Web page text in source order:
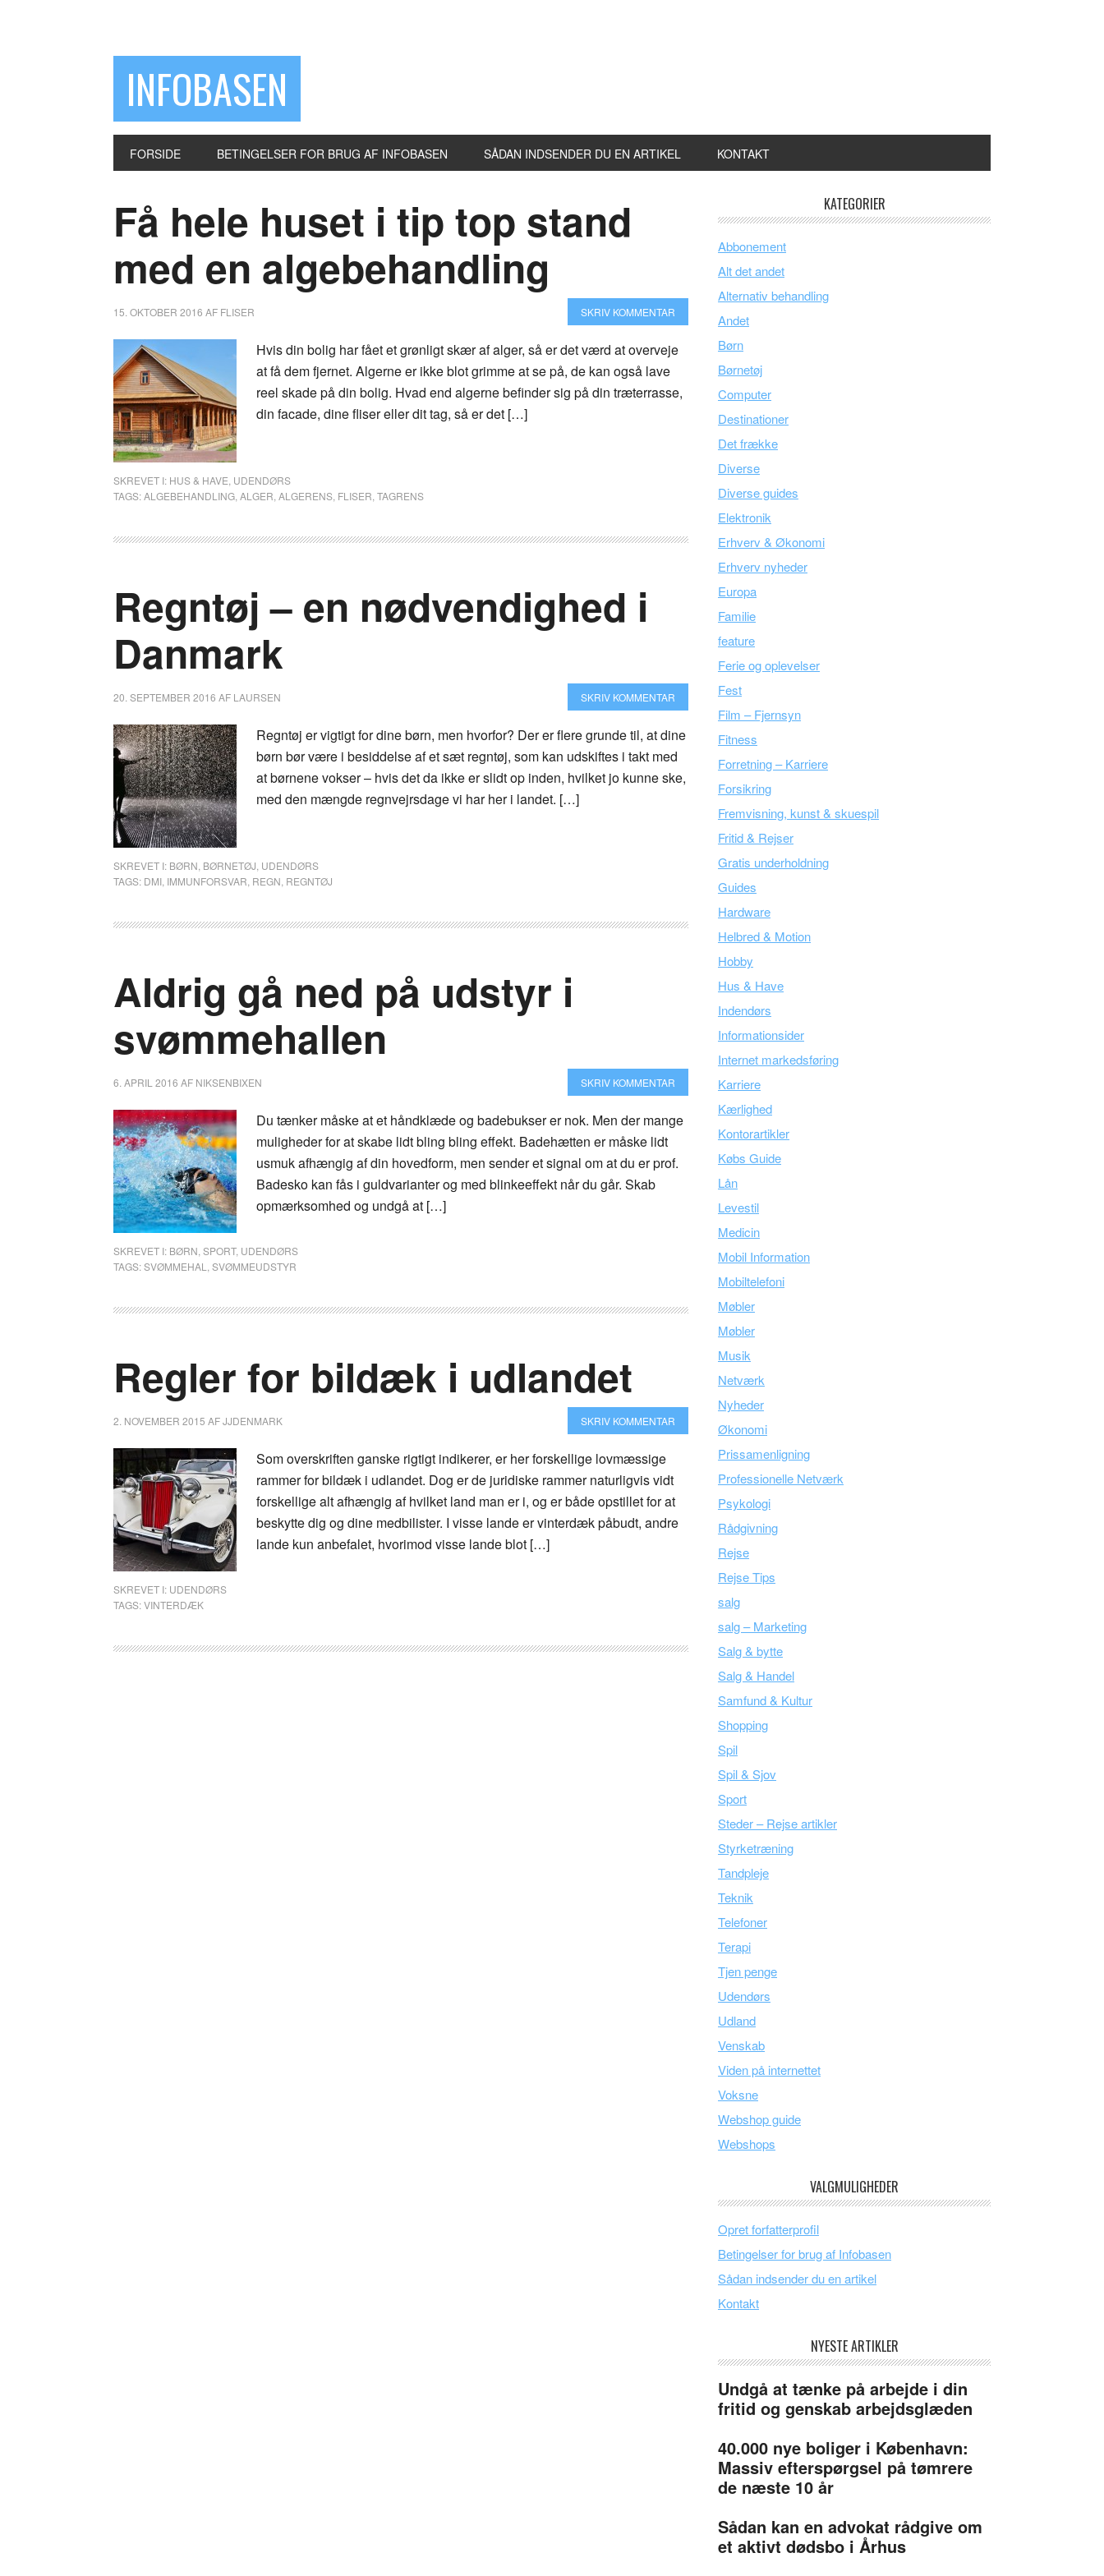
INFOBASEN
FORSIDE BETINGELSER FOR BRUG AF INFOBASEN SÅDAN INDSENDER DU EN ARTIKEL KONTAKT
Få hele huset i tip top stand
med en algebehandling
15. OKTOBER 2016 AF FLISER SKRIV KOMMENTAR
Hvis din bolig har fået et grønligt skær af alger, så er det værd at overveje
at få dem fjernet. Algerne er ikke blot grimme at se på, de kan også lave
reel skade på din bolig. Hvad end algerne befinder sig på din træterrasse,
din facade, dine fliser eller dit tag, så er det […]
SKREVET I: HUS & HAVE UDENDØRS
TAGS:ALGEBEHANDLING ALGER ALGERENS FLISER TAGRENS
Regntøj – en nødvendighed i
Danmark
20. SEPTEMBER 2016 AF LAURSEN SKRIV KOMMENTAR
Regntøj er vigtigt for dine børn, men hvorfor? Der er flere grunde til, at dine
børn bør være i besiddelse af et sæt regntøj, som kan udskiftes i takt med
at børnene vokser – hvis det da ikke er slidt op inden, hvilket jo kunne ske,
med den mængde regnvejrsdage vi har her i landet. […]
SKREVET I: BØRN BØRNETØJ UDENDØRS
TAGS: DMI IMMUNFORSVAR REGN REGNTØJ
Aldrig gå ned på udstyr i
svømmehallen
6. APRIL 2016 AF NIKSENBIXEN SKRIV KOMMENTAR
Du tænker måske at et håndklæde og badebukser er nok. Men der mange
muligheder for at skabe lidt bling bling effekt. Badehætten er måske lidt
usmuk afhængig af din hovedform, men sender et signal om at du er prof.
Badesko kan fås i guldvarianter og med blinkeeffekt når du går. Skab
opmærksomhed og undgå at […]
SKREVET I: BØRN SPORT, UDENDØRS
TAGS:SVØMMEHAL SVØMMEUDSTYR
Regler for bildæk i udlandet
2. NOVEMBER 2015 AFJJDENMARK SKRIV KOMMENTAR
Som overskriften ganske rigtigt indikerer, er her forskellige lovmæssige
rammer for bildæk i udlandet. Dog er de juridiske rammer naturligvis vidt
forskellige alt afhængig af hvilket land man er i, og er både opstillet for at
beskytte dig og dine medbilister. I visse lande er vinterdæk påbudt, andre
lande kun anbefalet, hvorimod visse lande blot […]
SKREVET I: UDENDØRS
TAGS:VINTERDÆK
KATEGORIER
Abbonement
Alt det andet
Alternativ behandling
Andet
Børn
Børnetøj
Computer
Destinationer
Det frække
Diverse
Diverse guides
Elektronik
Erhverv & Økonomi
Erhverv nyheder
Europa
Familie
feature
Ferie og oplevelser
Fest
Film – Fjernsyn
Fitness
Forretning – Karriere
Forsikring
Fremvisning, kunst & skuespil
Fritid & Rejser
Gratis underholdning
Guides
Hardware
Helbred & Motion
Hobby
Hus & Have
Indendørs
Informationsider
Internet markedsføring
Karriere
Kærlighed
Kontorartikler
Købs Guide
Lån
Levestil
Medicin
Mobil Information
Mobiltelefoni
Møbler
Møbler
Musik
Netværk
Nyheder
Økonomi
Prissamenligning
Professionelle Netværk
Psykologi
Rådgivning
Rejse
Rejse Tips
salg
salg – Marketing
Salg & bytte
Salg & Handel
Samfund & Kultur
Shopping
Spil
Spil & Sjov
Sport
Steder – Rejse artikler
Styrketræning
Tandpleje
Teknik
Telefoner
Terapi
Tjen penge
Udendørs
Udland
Venskab
Viden på internettet
Voksne
Webshop guide
Webshops
VALGMULIGHEDER
Opret forfatterprofil
Betingelser for brug af Infobasen
Sådan indsender du en artikel
Kontakt
NYESTE ARTIKLER
Undgå at tænke på arbejde i din
fritid og genskab arbejdsglæden
40.000 nye boliger i København:
Massiv efterspørgsel på tømrere
de næste 10 år
Sådan kan en advokat rådgive om
et aktivt dødsbo i Århus